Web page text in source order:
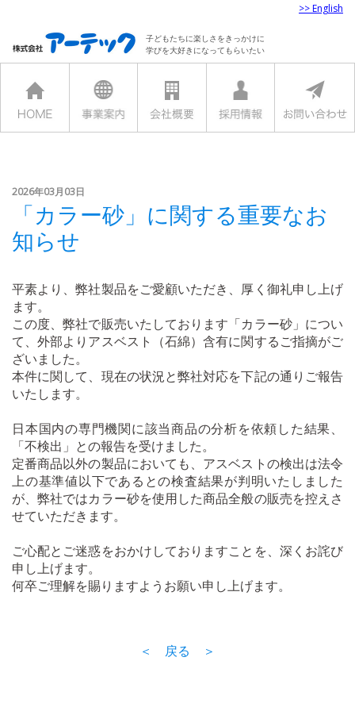
>> English
子どもたちに楽しさをきっかけに
学びを大好きになってもらいたい
2026年03月03日
「カラー砂」に関する重要なお
知らせ
平素より、弊社製品をご愛顧いただき、厚く御礼申し上げ
ます。
この度、弊社で販売いたしております「カラー砂」につい
て、外部よりアスベスト（石綿）含有に関するご指摘がご
ざいました。
本件に関して、現在の状況と弊社対応を下記の通りご報告
いたします。
日本国内の専門機関に該当商品の分析を依頼した結果、
「不検出」との報告を受けました。
定番商品以外の製品においても、アスベストの検出は法令
上の基準値以下であるとの検査結果が判明いたしました
が、弊社ではカラー砂を使用した商品全般の販売を控えさ
せていただきます。
ご心配とご迷惑をおかけしておりますことを、深くお詫び
申し上げます。
何卒ご理解を賜りますようお願い申し上げます。
＜ 戻る ＞